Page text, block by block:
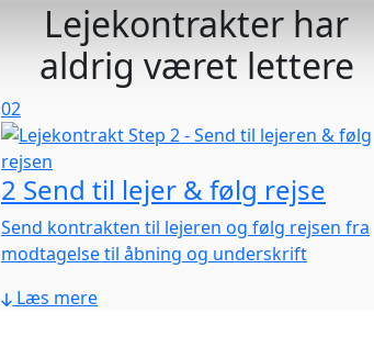
Lejekontrakter har
aldrig været lettere
02
2 Send til lejer & følg rejse
Send kontrakten til lejeren og følg rejsen fra
modtagelse til åbning og underskrift
Læs mere